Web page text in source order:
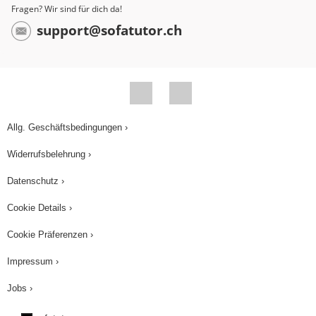
Geschwindigkeit (v) braucht die Zeit (t), um die
nun auf meine Formel für die Kraft auf den
stromdurchflossenen Leiter F= B×I (großes
i)×l(kleines L) einsetze, erhalte ich F=B×Q/t×v×t.
Ladung eines Elektrons mal die Anzahl der
Elektronen. Ich schreibe also: Q=n×e. Dann
für die Summe der Lorenzkräfte auf alle im Draht
Fragen? Wir sind für dich da!
support@sofatutor.ch
Allg. Geschäftsbedingungen ›
Widerrufsbelehrung ›
Datenschutz ›
Cookie Details ›
Cookie Präferenzen ›
Impressum ›
Jobs ›